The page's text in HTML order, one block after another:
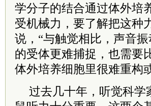
学分子的结合通过体外培
受机械力，要了解把这种
说，“与触觉相比，声音
的受体更难捕捉，也需要
体外培养细胞里很难重构
过去几十年，听觉科学